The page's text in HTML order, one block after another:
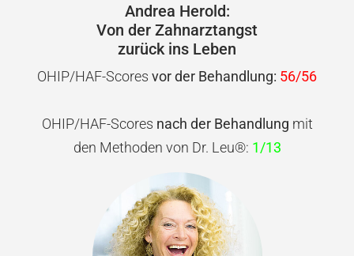
Andrea Herold:
Von der Zahnarztangst
zurück ins Leben
OHIP/HAF-Scores vor der Behandlung: 56/56
OHIP/HAF-Scores nach der Behandlung mit
den Methoden von Dr. Leu®: 1/13